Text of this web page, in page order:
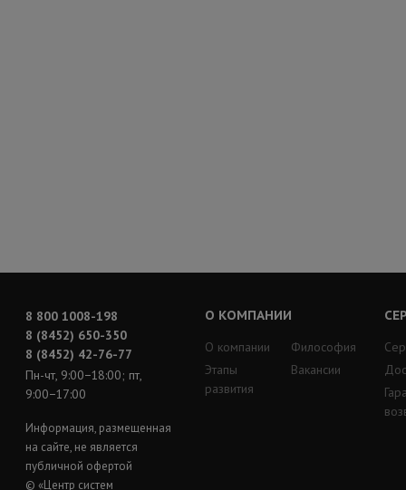
8 800 1008-198
8 (8452) 650-350
8 (8452) 42-76-77
Пн-чт, 9:00−18:00; пт,
9:00−17:00
Информация, размещенная
на сайте, не является
публичной офертой
© «Центр систем
О КОМПАНИИ
О компании
Этапы
развития
Философия
Вакансии